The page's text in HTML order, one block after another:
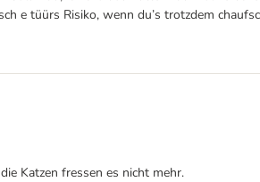
e tüürs Risiko, wenn du’s trotzdem
Katzen fressen es nicht mehr.